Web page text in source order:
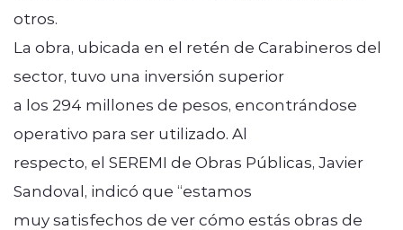
otros.
La obra, ubicada en el retén de Carabineros del
sector, tuvo una inversión superior
a los 294 millones de pesos, encontrándose
operativo para ser utilizado. Al
respecto, el SEREMI de Obras Públicas, Javier
Sandoval, indicó que “estamos
muy satisfechos de ver cómo estás obras de